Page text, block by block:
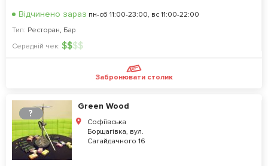
Відчинено зараз пн-сб 11:00-23:00, вс 11:00-22:00
Тип: Ресторан, Бар
Середній чек: $$$$
Забронювати столик
?
Green Wood
Софіївська
Борщагівка, вул.
Сагайдачного 16